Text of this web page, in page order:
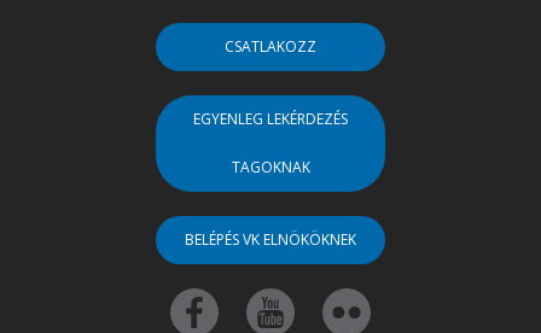
CSATLAKOZZ
EGYENLEG LEKÉRDEZÉS
TAGOKNAK
BELÉPÉS VK ELNÖKÖKNEK